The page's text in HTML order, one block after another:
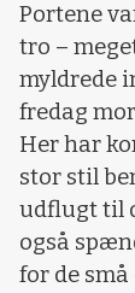
Portene
tro –
myldrede
fredag
Her har
stor stil
udflugt til
også
for de